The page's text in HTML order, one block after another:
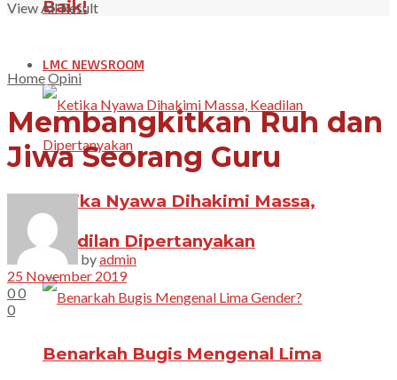
Baik!
LMC NEWSROOM
Ketika Nyawa Dihakimi Massa,
Keadilan Dipertanyakan
Benarkah Bugis Mengenal Lima
View All Result
HomeOpini
Membangkitkan Ruh dan
Jiwa Seorang Guru
byadmin
25 November 2019
00
0